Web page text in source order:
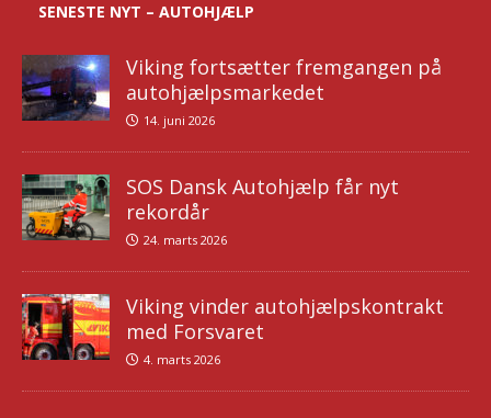
SENESTE NYT – AUTOHJÆLP
Viking fortsætter fremgangen på
autohjælpsmarkedet
14. juni 2026
SOS Dansk Autohjælp får nyt
rekordår
24. marts 2026
Viking vinder autohjælpskontrakt
med Forsvaret
4. marts 2026